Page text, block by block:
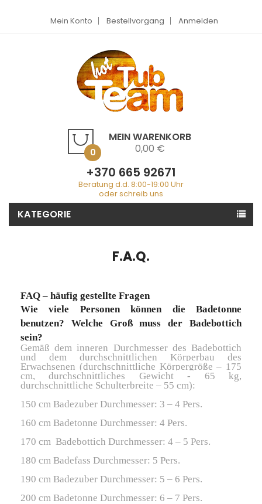
Mein Konto Bestellvorgang Anmelden
MEIN WARENKORB
0 0,00 €
+370 665 92671
Beratung d.d. 8:00-19:00 Uhr
oder schreib uns
KATEGORIE
F.A.Q.
FAQ – häufig gestellte Fragen
Wie viele Personen können die Badetonne
benutzen? Welche Groß muss der Badebottich
sein?
Gemäß dem inneren Durchmesser des Badebottich
und dem durchschnittlichen Körperbau des
Erwachsenen (durchschnittliche Körpergröße – 175
cm, durchschnittliches Gewicht - 65 kg,
durchschnittliche Schulterbreite – 55 cm):
150 cm Badezuber Durchmesser: 3 – 4 Pers.
160 cm Badetonne Durchmesser: 4 Pers.
170 cm Badebottich Durchmesser: 4 – 5 Pers.
180 cm Badefass Durchmesser: 5 Pers.
190 cm Badezuber Durchmesser: 5 – 6 Pers.
200 cm Badetonne Durchmesser: 6 – 7 Pers.